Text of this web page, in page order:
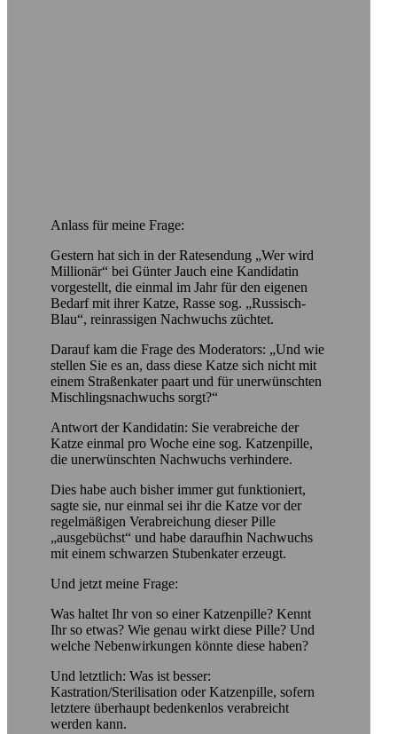
Anlass für meine Frage:
Gestern hat sich in der Ratesendung „Wer wird
Millionär“ bei Günter Jauch eine Kandidatin
vorgestellt, die einmal im Jahr für den eigenen
Bedarf mit ihrer Katze, Rasse sog. „Russisch-
Blau“, reinrassigen Nachwuchs züchtet.
Darauf kam die Frage des Moderators: „Und wie
stellen Sie es an, dass diese Katze sich nicht mit
einem Straßenkater paart und für unerwünschten
Mischlingsnachwuchs sorgt?“
Antwort der Kandidatin: Sie verabreiche der
Katze einmal pro Woche eine sog. Katzenpille,
die unerwünschten Nachwuchs verhindere.
Dies habe auch bisher immer gut funktioniert,
sagte sie, nur einmal sei ihr die Katze vor der
regelmäßigen Verabreichung dieser Pille
„ausgebüchst“ und habe daraufhin Nachwuchs
mit einem schwarzen Stubenkater erzeugt.
Und jetzt meine Frage:
Was haltet Ihr von so einer Katzenpille? Kennt
Ihr so etwas? Wie genau wirkt diese Pille? Und
welche Nebenwirkungen könnte diese haben?
Und letztlich: Was ist besser:
Kastration/Sterilisation oder Katzenpille, sofern
letztere überhaupt bedenkenlos verabreicht
werden kann.